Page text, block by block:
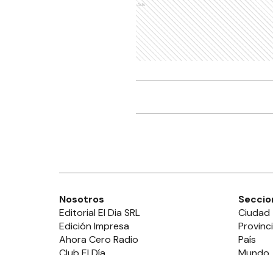
Ads
Nosotros
Editorial El Dia SRL
Edición Impresa
Ahora Cero Radio
Ciudad
País